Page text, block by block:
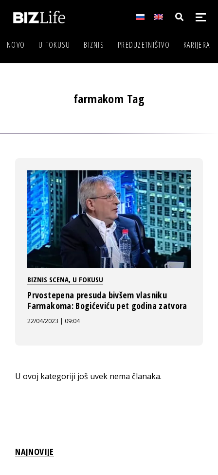
NOVO U FOKUSU BIZNIS PREDUZETNIŠTVO KARIJERA
farmakom Tag
BIZNIS SCENA, U FOKUSU
Prvostepena presuda bivšem vlasniku
Farmakoma: Bogićeviću pet godina zatvora
22/04/2023 | 09:04
U ovoj kategoriji još uvek nema članaka.
NAJNOVIJE